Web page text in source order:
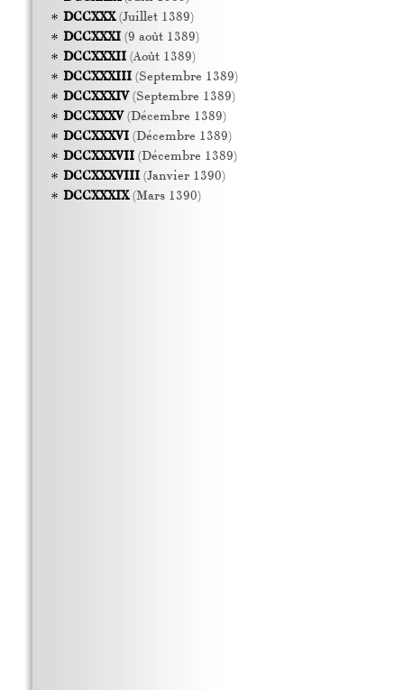
DCCXXX(Juillet 1389)
DCCXXXI(9 août 1389)
DCCXXXII(Août 1389)
DCCXXXIII(Septembre 1389)
DCCXXXIV(Septembre 1389)
DCCXXXV(Décembre 1389)
DCCXXXVI(Décembre 1389)
DCCXXXVII(Décembre 1389)
DCCXXXVIII(Janvier 1390)
DCCXXXIX(Mars 1390)